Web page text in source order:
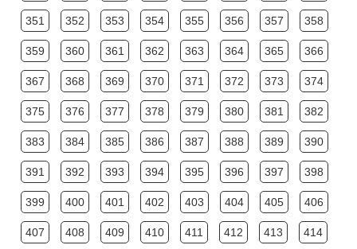
351 352 353 354 355 356 357 358
359 360 361 362 363 364 365 366
367 368 369 370 371 372 373 374
375 376 377 378 379 380 381 382
383 384 385 386 387 388 389 390
391 392 393 394 395 396 397 398
399 400 401 402 403 404 405 406
407 408 409 410 411 412 413 414